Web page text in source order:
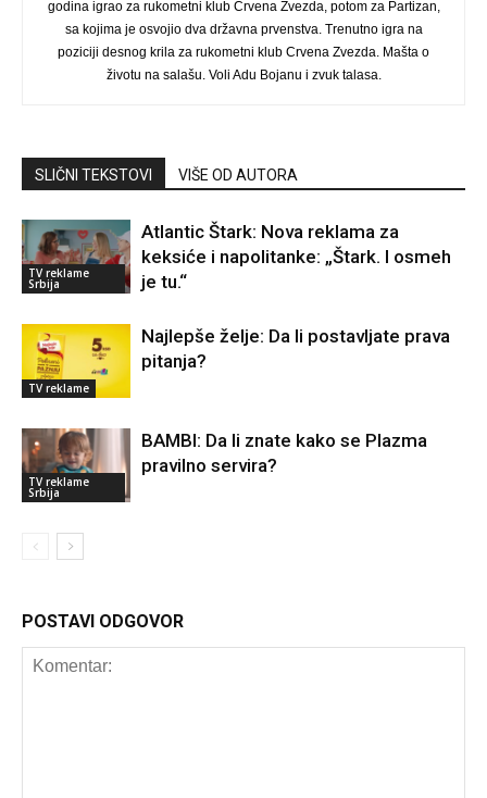
godina igrao za rukometni klub Crvena Zvezda, potom za Partizan,
sa kojima je osvojio dva državna prvenstva. Trenutno igra na
poziciji desnog krila za rukometni klub Crvena Zvezda. Mašta o
životu na salašu. Voli Adu Bojanu i zvuk talasa.
SLIČNI TEKSTOVI VIŠE OD AUTORA
TV reklame
Srbija
Atlantic Štark: Nova reklama za
keksiće i napolitanke: „Štark. I osmeh
je tu.“
TV reklame
Najlepše želje: Da li postavljate prava
pitanja?
TV reklame
Srbija
BAMBI: Da li znate kako se Plazma
pravilno servira?
POSTAVI ODGOVOR